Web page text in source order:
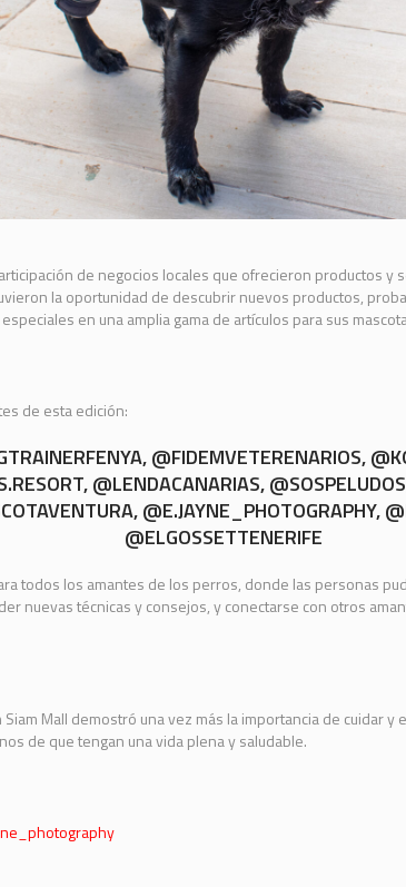
de negocios locales que ofrecieron productos y
la oportunidad de descubrir nuevos productos,
en una amplia gama de artículos para sus
de esta edición:
,@FIDEMVETERENARIOS,
,@LENDACANARIAS,@SOSPELUDOS
,@E.JAYNE_PHOTOGRAPHY,
@ELGOSSETTENERIFE
todos los amantes de los perros, donde las personas
nuevas técnicas y consejos, y conectarse con otros
Siam Mall demostró una vez más la importancia de cuidar y
de que tengan una vida plena y saludable.